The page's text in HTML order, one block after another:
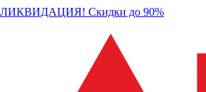
ЛИКВИДАЦИЯ! Скидки до 90%